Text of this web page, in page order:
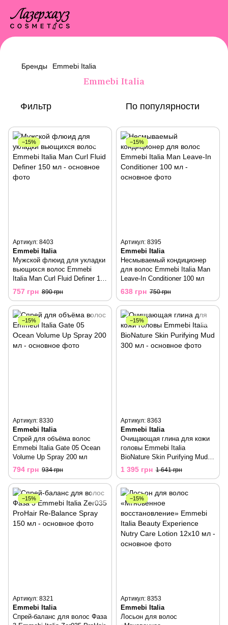
Бренды Emmebi Italia
Emmebi Italia
Фильтр По популярности
−15%
Артикул: 8403
Emmebi Italia
Мужской флюид для укладки
вьющихся волос Emmebi
Italia Man Curl Fluid Definer 150
мл
757 грн 890 грн
−15%
Артикул: 8395
Emmebi Italia
Несмываемый кондиционер
для волос Emmebi Italia Man
Leave-In Conditioner 100 мл
638 грн 750 грн
−15%
Артикул: 8330
Emmebi Italia
Спрей для объёма волос
Emmebi Italia Gate 05 Ocean
Volume Up Spray 200 мл
794 грн 934 грн
−15%
Артикул: 8363
Emmebi Italia
Очищающая глина для кожи
головы Emmebi Italia
BioNature Skin Purifying Mud
300 мл
1 395 грн 1 641 грн
−15%
Артикул: 8321
Emmebi Italia
Спрей-баланс для волос Фаза
−15%
Артикул: 8353
Emmebi Italia
Лосьон для волос